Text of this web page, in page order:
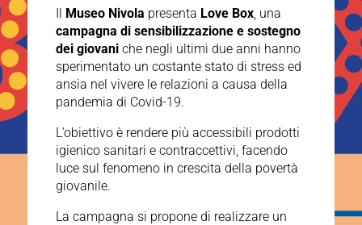
Il Museo Nivola presenta Love Box, una
campagna di sensibilizzazione e sostegno
dei giovaniche negli ultimi due anni hanno
sperimentato un costante stato di stress ed
ansia nel vivere le relazioni a causa della
pandemia di Covid-19.
L’obiettivo è rendere più accessibili prodotti
igienico sanitari e contraccettivi, facendo
luce sul fenomeno in crescita della povertà
giovanile.
La campagna si propone di realizzare un